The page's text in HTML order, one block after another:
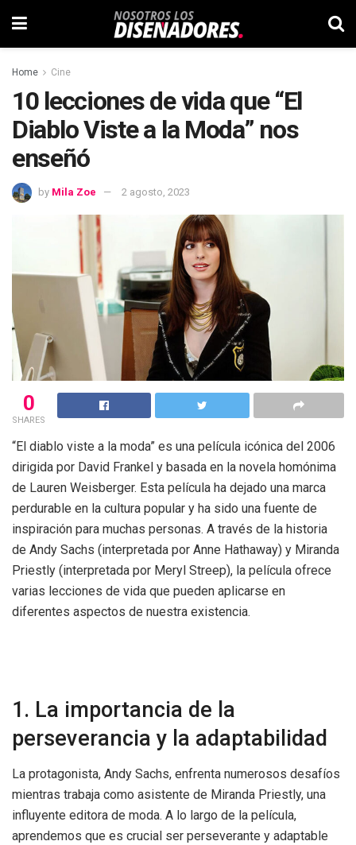
Home Cine
10 lecciones de vida que “El
Diablo Viste a la Moda” nos
enseñó
by Mila Zoe 2 agosto, 2023
0
SHARES
“El diablo viste a la moda” es una película icónica del 2006
dirigida por David Frankel y basada en la novela homónima
de Lauren Weisberger. Esta película ha dejado una marca
perdurable en la cultura popular y ha sido una fuente de
inspiración para muchas personas. A través de la historia
de Andy Sachs (interpretada por Anne Hathaway) y Miranda
Priestly (interpretada por Meryl Streep), la película ofrece
varias lecciones de vida que pueden aplicarse en
diferentes aspectos de nuestra existencia.
1. La importancia de la
perseverancia y la adaptabilidad
La protagonista, Andy Sachs, enfrenta numerosos desafíos
mientras trabaja como asistente de Miranda Priestly, una
influyente editora de moda. A lo largo de la película,
aprendemos que es crucial ser perseverante y adaptable